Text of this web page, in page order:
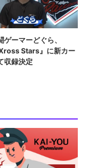
ゲーマーどぐら、
Stars』に新カー
収録決定